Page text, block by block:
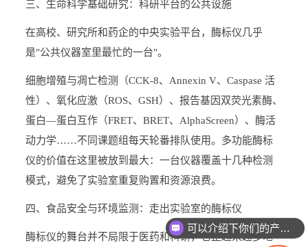
三、生命科学基础研究：科研平台的公共设施
在高校、研究所和药企的中央实验平台，酶标仪几乎
是"公共仪器室里最忙的一台"。
细胞增殖与凋亡检测（CCK-8、Annexin V、Caspase 活
性）、氧化应激（ROS、GSH）、报告基因双荧光素酶、
蛋白—蛋白互作（FRET、BRET、AlphaScreen）、酶活
动力学……不同课题组每天轮番排队使用。多功能酶标
仪的价值在这里被放到最大：一台仪器覆盖十几种检测
模式，避免了实验室重复购置和资源浪费。
四、食品安全与环境监测：走出实验室的酶标仪
酶标仪的舞台并不局限于医药和科研，它正越来越多地
可以介绍下你们的产品么